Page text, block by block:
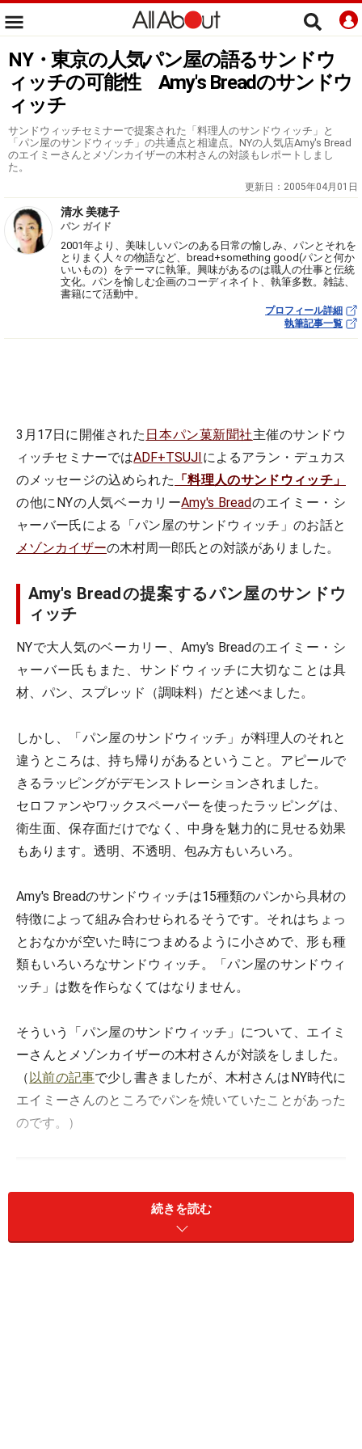
NY・東京の人気パン屋の語るサンドウ
ィッチの可能性 Amy's Breadのサンドウ
ィッチ
サンドウィッチセミナーで提案された「料理人のサンドウィッチ」と
「パン屋のサンドウィッチ」の共通点と相違点。NYの人気店Amy's Bread
のエイミーさんとメゾンカイザーの木村さんの対談もレポートしまし
た。
更新日： 2005年04月01日
清水 美穂子
パン ガイド
2001年より、美味しいパンのある日常の愉しみ、パンとそれを
とりまく人々の物語など、bread+something good(パンと何か
いいもの）をテーマに執筆。興味があるのは職人の仕事と伝統
文化。パンを愉しむ企画のコーディネイト、執筆多数。雑誌、
書籍にて活動中。
プロフィール詳細
執筆記事一覧
3月17日に開催された 日本パン菓新聞社主催のサンドウ
ィッチセミナーではADF+TSUJIによるアラン・デュカス
のメッセージの込められた 「料理人のサンドウィッチ」
の他にNYの人気ベーカリーAmy's Breadのエイミー・シ
ャーバー氏による「パン屋のサンドウィッチ」のお話と
メゾンカイザーの木村周一郎氏との対談がありました。
Amy's Breadの提案するパン屋のサンドウ
ィッチ
NYで大人気のベーカリー、Amy's Breadのエイミー・シ
ャーバー氏もまた、サンドウィッチに大切なことは具
材、パン、スプレッド（調味料）だと述べました。
しかし、「パン屋のサンドウィッチ」が料理人のそれと
違うところは、持ち帰りがあるということ。アピールで
きるラッピングがデモンストレーションされました。
セロファンやワックスペーパーを使ったラッピングは、
衛生面、保存面だけでなく、中身を魅力的に見せる効果
もあります。透明、不透明、包み方もいろいろ。
Amy's Breadのサンドウィッチは15種類のパンから具材の
特徴によって組み合わせられるそうです。それはちょっ
とおなかが空いた時につまめるように小さめで、形も種
類もいろいろなサンドウィッチ。「パン屋のサンドウィ
ッチ」は数を作らなくてはなりません。
そういう「パン屋のサンドウィッチ」について、エイミ
ーさんとメゾンカイザーの木村さんが対談をしました。
（以前の記事で少し書きましたが、木村さんはNY時代に
エイミーさんのところでパンを焼いていたことがあった
のです。）
続きを読む